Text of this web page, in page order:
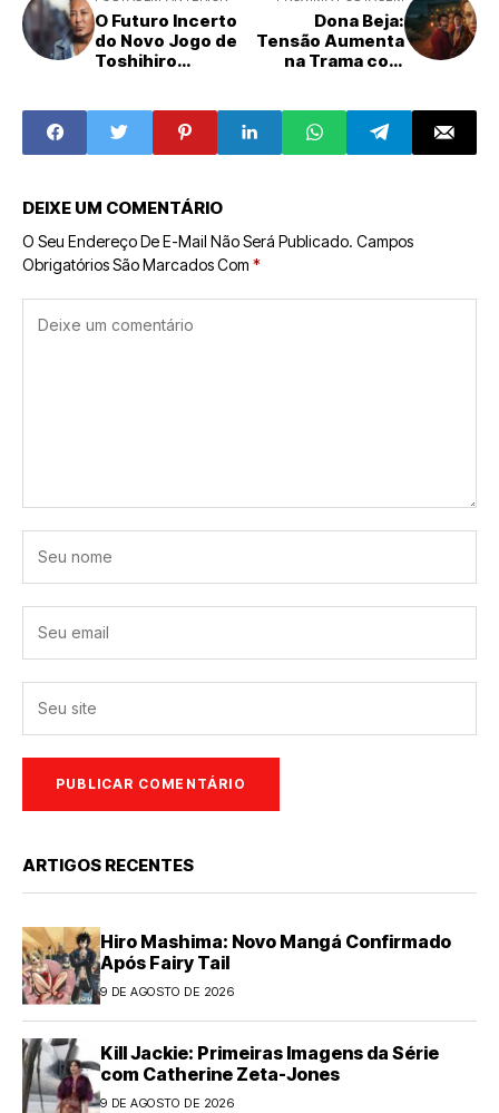
O Futuro Incerto
do Novo Jogo de
Toshihiro
Investimento
Dona Beja:
Tensão Aumenta
na Trama com
nos Próximos
Episódios da Max
DEIXE UM COMENTÁRIO
O Seu Endereço De E-Mail Não Será Publicado. Campos
Obrigatórios São Marcados Com *
ARTIGOS RECENTES
Hiro Mashima: Novo Mangá Confirmado
Após Fairy Tail
9 DE AGOSTO DE 2026
Kill Jackie: Primeiras Imagens da Série
com Catherine Zeta-Jones
9 DE AGOSTO DE 2026